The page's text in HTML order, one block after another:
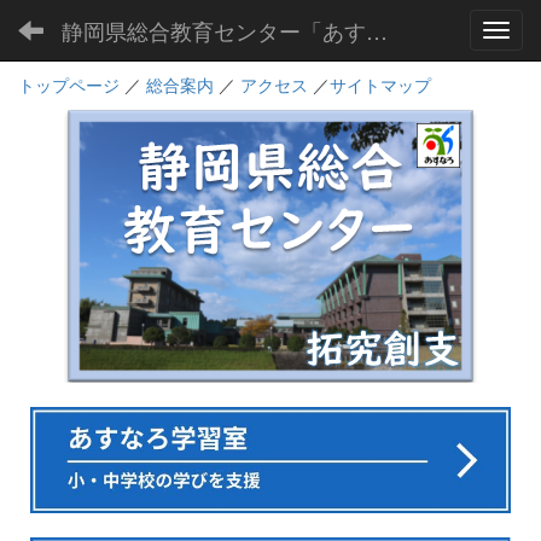
静岡県総合教育センター「あすなろ」
トップページ ／ 総合案内 ／ アクセス ／サイトマップ